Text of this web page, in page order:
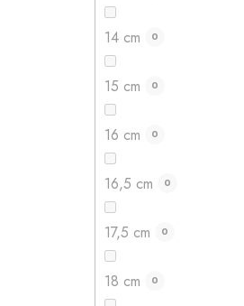
14 cm 0
15 cm 0
16 cm 0
16,5 cm 0
17,5 cm 0
18 cm 0